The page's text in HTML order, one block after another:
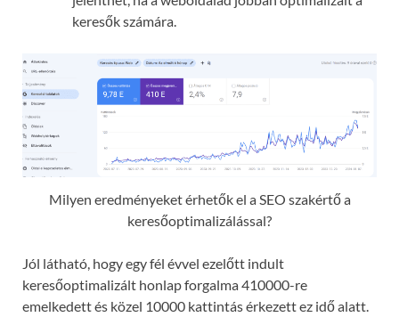
keresők számára.
Milyen eredményeket érhetők el a SEO szakértő a
keresőoptimalizálással?
Jól látható, hogy egy fél évvel ezelőtt indult
keresőoptimalizált honlap forgalma 410000-re
emelkedett és közel 10000 kattintás érkezett ez idő alatt.